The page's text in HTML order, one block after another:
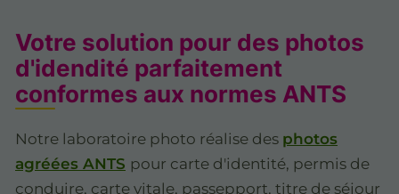
Votre solution pour des photos
d'idendité parfaitement
conformes aux normes ANTS
Notre laboratoire photo réalise des photos
agréées ANTS pour carte d'identité, permis de
conduire, carte vitale, passepport, titre de séjour